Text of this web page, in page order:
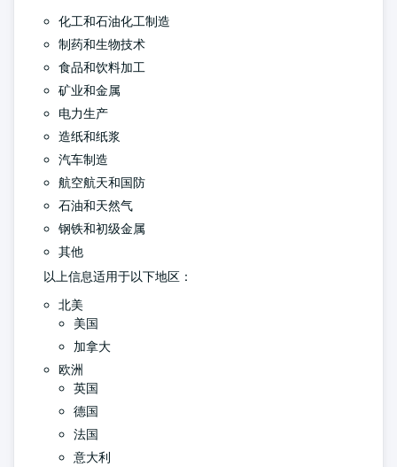
化工和石油化工制造
制药和生物技术
食品和饮料加工
矿业和金属
电力生产
造纸和纸浆
汽车制造
航空航天和国防
石油和天然气
钢铁和初级金属
其他
以上信息适用于以下地区：
北美
美国
加拿大
欧洲
英国
德国
法国
意大利